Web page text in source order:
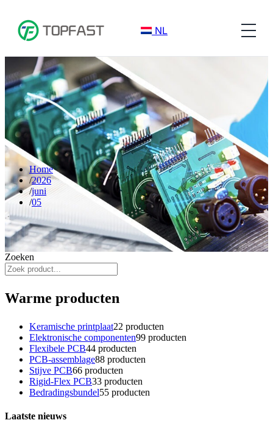
NL
Home
2026
juni
05
Zoeken
Warme producten
Keramische printplaat22 producten
Elektronische componenten99 producten
Flexibele PCB44 producten
PCB-assemblage88 producten
Stijve PCB66 producten
Rigid-Flex PCB33 producten
Bedradingsbundel55 producten
Laatste nieuws